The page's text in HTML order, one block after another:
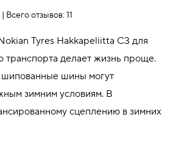
Всего отзывов: 11
Tyres Hakkapeliitta C3 для
транспорта делает жизнь проще.
шипованные шины могут
зимним условиям. В
сцеплению в зимних